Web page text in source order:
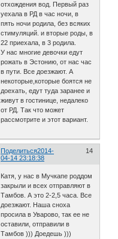
отхождения вод. Первый раз
уехала в РД в час ночи, в
пять ночи родила, без всяких
стимуляций. и вторые роды, в
22 приехала, в 3 родила.
У нас многие девочки едут
рожать в Эстонию, от нас час
в пути. Все доезжают. А
некоторые,которые боятся не
доехать, едут туда заранее и
живут в гостинице, недалеко
от РД. Так что может
рассмотрите и этот вариант.
Поделиться 14
2014-
04-14 23:18:38
Катя, у нас в Мучкапе роддом
закрыли и всех отправляют в
Тамбов. А это 2-2,5 часа. Все
доезжают. Наша сноха
просила в Уварово, так ее не
оставили, отправили в
Тамбов ))) Доедешь )))